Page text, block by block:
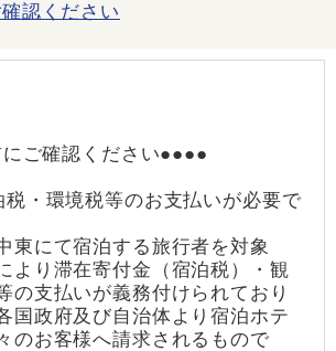
認ください
ご確認ください●●●●
税・環境税等のお支払いが必要で
東にて宿泊する旅行者を対象
より滞在寄付金（宿泊税）・観
の支払いが義務付けられており
国政府及び自治体より宿泊ホテ
のお客様へ請求されるもので